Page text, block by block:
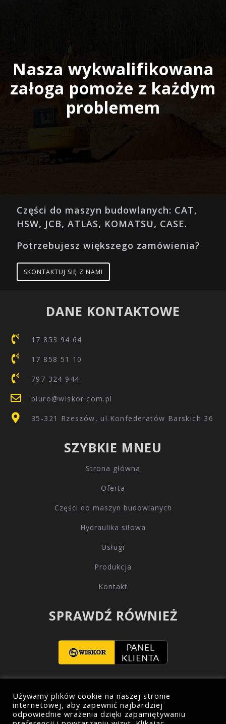
Nasza wykwalifikowana
załoga pomoże z każdym
problemem
Części do maszyn budowlanych: CAT,
HSW, JCB, ATLAS, KOMATSU, CASE.
Potrzebujesz większego zamówienia?
SKONTAKTUJ SIĘ Z NAMI
DANE KONTAKTOWE
17 853 94 64
17 858 51 10
797 324 944
biuro@wiskor.com.pl
35-321 Rzeszów, ul.Konfederatów Barskich 36
SZYBKIE MNEU
Strona główna
Oferta
Części do maszyn budowlanych
Hydraulika siłowa
Usługi
Produkcja
Kontakt
SPRAWDŹ RÓWNIEŻ
Używamy plików cookie na naszej stronie
internetowej, aby zapewnić najbardziej
odpowiednie wrażenia dzięki zapamiętywaniu